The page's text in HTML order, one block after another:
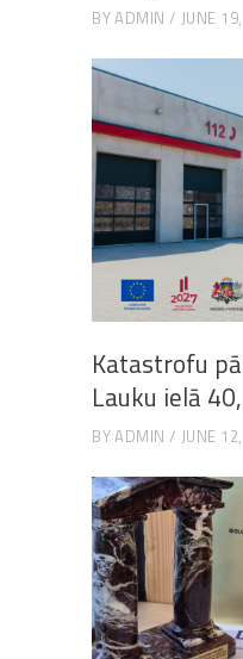
BYADMIN JUNE
Katastrofu
Lauku ielā
BYADMIN JUNE